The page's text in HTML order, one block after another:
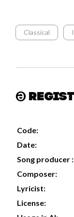
Classical
Code:
Date:
Song producer :
Composer:
Lyricist:
License: